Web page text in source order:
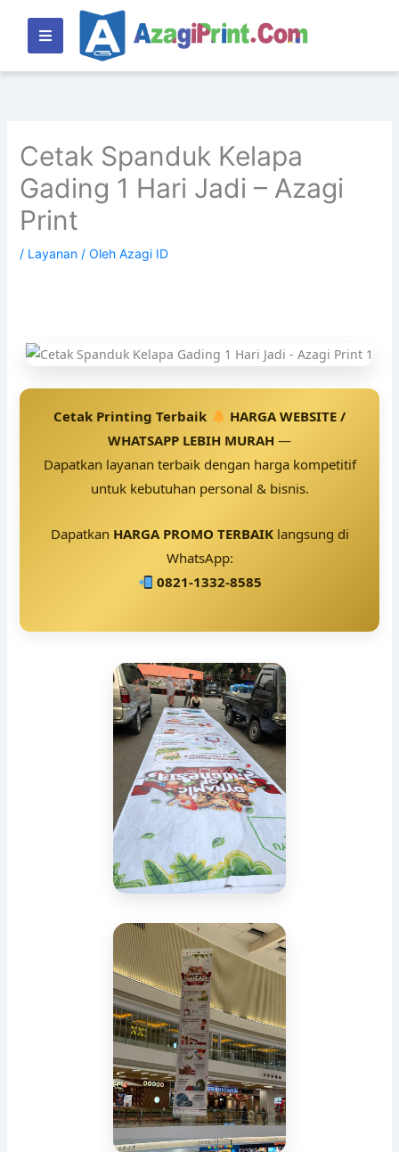
konten
Cetak Spanduk Kelapa
Gading 1 Hari Jadi – Azagi
Print
/ Layanan/ Oleh Azagi ID
Cetak Printing Terbaik
HARGA WEBSITE /
WHATSAPP LEBIH MURAH —
Dapatkan layanan terbaik dengan harga kompetitif
untuk kebutuhan personal & bisnis.
Dapatkan HARGA PROMO TERBAIKlangsung di
WhatsApp:
0821-1332-8585